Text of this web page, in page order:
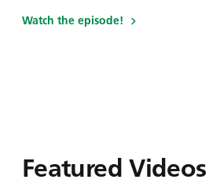
Watch the episode!
Featured Videos